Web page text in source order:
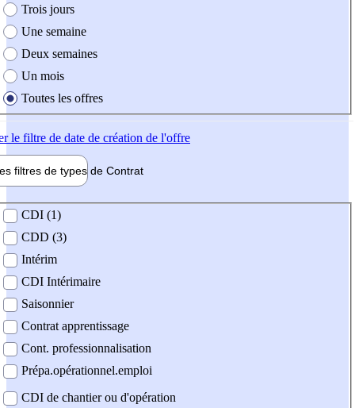
Trois jours
Une semaine
Deux semaines
Un mois
Toutes les offres
le filtre de date de création de l'offre
filtres de types de Contrat
contrat
CDI (1)
CDD (3)
Intérim
CDI Intérimaire
Saisonnier
Contrat apprentissage
Cont. professionnalisation
Prépa.opérationnel.emploi
CDI de chantier ou d'opération